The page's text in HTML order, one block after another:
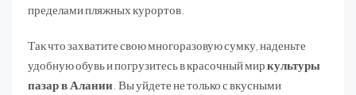
пределами пляжных курортов.
Так что захватите свою многоразовую сумку, наденьте
удобную обувь и погрузитесь в красочный миркультуры
пазар в Алании . Вы уйдете не только с вкусными